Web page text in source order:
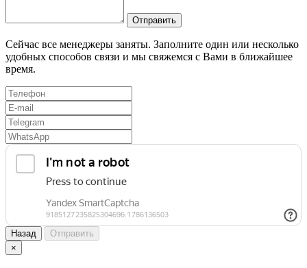
Отправить
Сейчас все менеджеры заняты. Заполните один или несколько
удобных способов связи и мы свяжемся с Вами в ближайшее
время.
Назад
Отправить
×